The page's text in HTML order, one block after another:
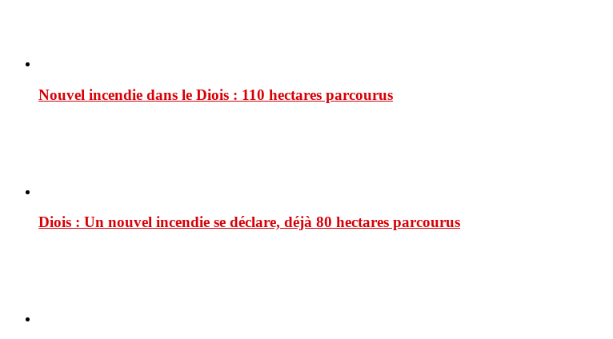
Nouvel incendie dans le Diois : 110 hectares parcourus
Diois : Un nouvel incendie se déclare, déjà 80 hectares parcourus